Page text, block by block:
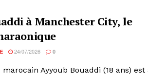
à Manchester City, le
24/07/2026 0
Ayyoub Bouaddi (18 ans) est